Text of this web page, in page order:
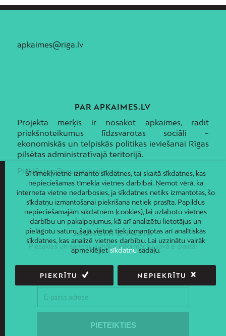
apkaimes@riga.lv
PAR APKAIMES.LV
Projekta mērķis ir nosakot apkaimes, radīt
priekšnoteikumus līdzsvarotas sociāli –
ekonomiskās un telpiskās politikas ieviešanai Rīgas
pilsētas administratīvajā teritorijā.
Piekļūstamības paziņojums
JAUNUMI E-PASTĀ
Piesakies un saņem jaunāko informāciju savā e-pastā!
Šī tīmekļvietne izmanto sīkdatnes, tai skaitā sīkdatnes, kas
nepieciešamas tīmekļa vietnes darbībai. Ņemot vērā, ka
interneta vietne nedarbosies, ja sīkdatnes netiks izmantotas, šo
sīkdatņu izmantošanai piekrišana netiek prasīta. Papildus
nepieciešamajām sīkdatnēm (cookies), lai uzlabotu vietnes
darbību un pakalpojumus, kā arī analizētu lietotājus un
pielāgotu saturu, šajā vietnē tiek izmantotas arī analītiskās
sīkdatnes, kas analizē vietnes darbību. Lai uzzinātu vairāk
apmeklējietsīkdatņusadaļu.
PIEKRĪTU NEPIEKRĪTU